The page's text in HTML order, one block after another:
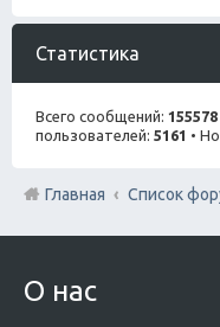
Статистика
Всего сообщений: 155578
пользователей: 5161 •
Главная Список
О нас